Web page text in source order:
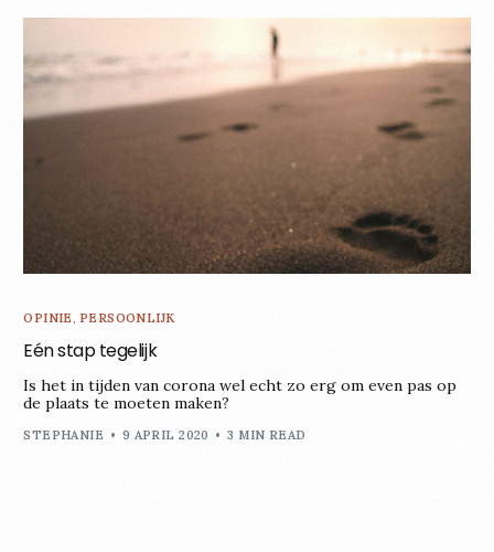
OPINIE PERSOONLIJK
Eén stap tegelijk
Is het in tijden van corona wel echt zo erg om even pas op
de plaats te moeten maken?
STEPHANIE 9 APRIL 2020 3 MIN READ